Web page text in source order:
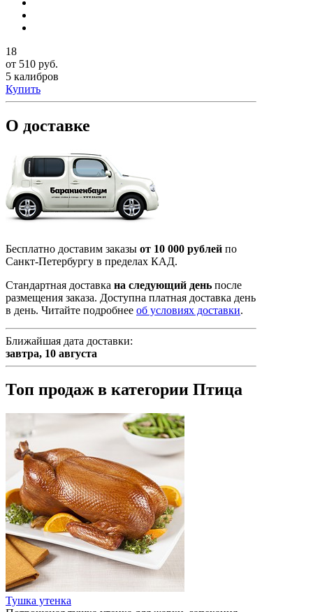
18
от 510 руб.
5 калибров
Купить
О доставке
Бесплатно доставим заказы от 10 000 рублей по
Санкт-Петербургу в пределах КАД.
Стандартная доставка на следующий день после
размещения заказа. Доступна платная доставка день
в день. Читайте подробнее об условиях доставки.
Ближайшая дата доставки:
завтра, 10 августа
Топ продаж в категории Птица
Тушка утенка